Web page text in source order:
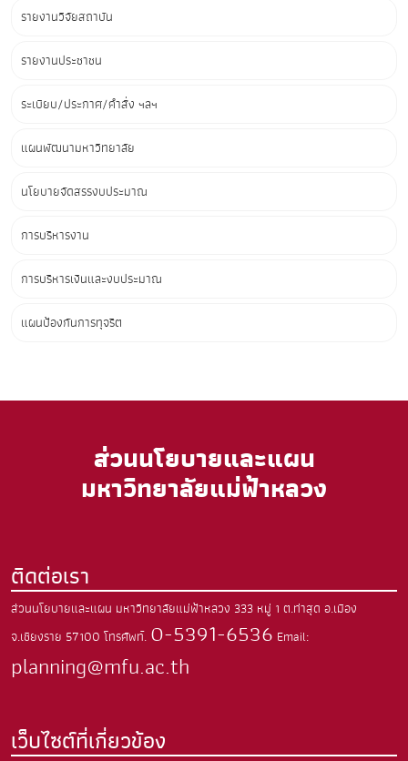
รายงานวิจัยสถาบัน
รายงานประชาชน
ระเบียบ/ประกาศ/คำสั่ง ฯลฯ
แผนพัฒนามหาวิทยาลัย
นโยบายจัดสรรงบประมาณ
การบริหารงาน
การบริหารเงินและงบประมาณ
แผนป้องกันการทุจริต
ส่วนนโยบายและแผน
มหาวิทยาลัยแม่ฟ้าหลวง
ติดต่อเรา
ส่วนนโยบายและแผน มหาวิทยาลัยแม่ฟ้าหลวง 333 หมู่ 1 ต.ท่าสุด อ.เมือง
จ.เชียงราย 57100 โทรศัพท์. 0-5391-6536 Email:
planning@mfu.ac.th
เว็บไซต์ที่เกี่ยวข้อง